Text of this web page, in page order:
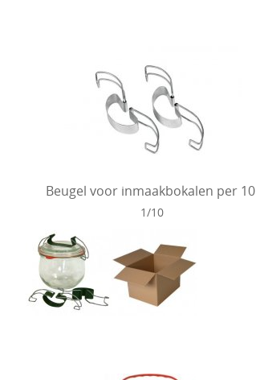
Beugel voor inmaakbokalen per 10
1/10